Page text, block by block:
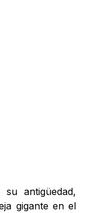
antigüedad,
gigante en el